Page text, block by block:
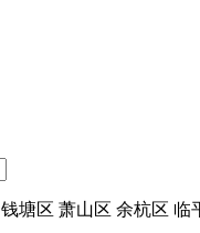
钱塘区 萧山区 余杭区 临